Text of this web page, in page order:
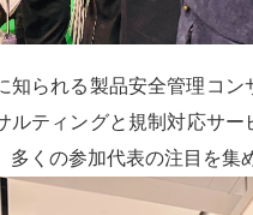
知られる製品安全管理コ
ルティングと規制対応サ
多くの参加代表の注目を集